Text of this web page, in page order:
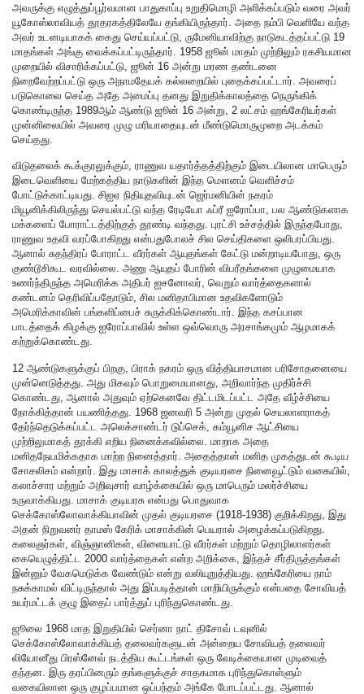
அவருக்கு எழுத்துப்பூர்வமான பாதுகாப்பு உறுதிமொழி அளிக்கப்படும் வரை அவர்
யூகோஸ்லாவியத் தூதரகத்திலேயே தங்கியிருந்தார். அதை நம்பி வெளியே வந்த
அவர் உடனடியாகக் கைது செய்யப்பட்டு, ருமேனியாவிற்கு நாடுகடத்தப்பட்டு 19
மாதங்கள் அங்கு வைக்கப்பட்டிருந்தார். 1958 ஜூன் மாதம் முற்றிலும் ரகசியமான
முறையில் விசாரிக்கப்பட்டு, ஜூன் 16 அன்று மரண தண்டனை
நிறைவேற்றப்பட்டு ஒரு அநாமதேயக் கல்லறையில் புதைக்கப்பட்டார். அவரைப்
படுகொலை செய்த அதே அமைப்பு தனது இறுதிக்காலத்தை நெருங்கிக்
கொண்டிருந்த 1989ஆம் ஆண்டு ஜூன் 16 அன்று, 2 லட்சம் ஹங்கேரியர்கள்
முன்னிலையில் அவரை முழு மரியாதையுடன் மீண்டுமொருமுறை அடக்கம்
செய்தது.
விடுதலைக் கூக்குரலுக்கும், ராணுவ யதார்த்தத்திற்கும் இடையிலான மாபெரும்
இடைவெளியை மேற்கத்திய நாடுகளின் இந்த மௌனம் வெளிச்சம்
போட்டுக்காட்டியது. சிஐஏ நிதியுதவியுடன் ஜெர்மனியின் நகரம்
மியூனிக்கிலிருந்து செயல்பட்டு வந்த ரேடியோ ஃப்ரீ ஐரோப்பா, பல ஆண்டுகளாக
மக்களைப் போராட்டத்திற்குத் தூண்டி வந்தது. புரட்சி உச்சத்தில் இருந்தபோது,
ராணுவ உதவி வரப்போகிறது என்பதுபோலச் சில செய்திகளை ஒலிபரப்பியது.
ஆனால் சுதந்திரப் போராட்ட வீரர்கள் ஆயுதங்கள் கேட்டு மன்றாடியபோது, ஒரு
குண்டூசிகூட வரவில்லை. அணு ஆயுதப் போரின் விபரீதங்களை முழுமையாக
உணர்ந்திருந்த அமெரிக்க அதிபர் ஐசனோவர், வெறும் வார்த்தைகளால்
கண்டனம் தெரிவிப்பதோடும், சில மனிதாபிமான உதவிகளோடும்
அமெரிக்காவின் பங்களிப்பைச் சுருக்கிக்கொண்டார். இந்த கசப்பான
பாடத்தைக் கிழக்கு ஐரோப்பாவில் உள்ள ஒவ்வொரு அரசாங்கமும் ஆழமாகக்
கற்றுக்கொண்டது.
12 ஆண்டுகளுக்குப் பிறகு, பிராக் நகரம் ஒரு வித்தியாசமான பரிசோதனையை
முன்னெடுத்தது. அது மிகவும் பொறுமையானது, அறிவார்ந்த முதிர்ச்சி
கொண்டது, ஆனால் அதுவும் ஏற்கெனவே திட்டமிடப்பட்ட அதே வீழ்ச்சியை
நோக்கித்தான் பயணித்தது. 1968 ஜனவரி 5 அன்று முதல் செயலாளராகத்
தேர்ந்தெடுக்கப்பட்ட அலெக்சாண்டர் டுப்செக், கம்யூனிச ஆட்சியை
முற்றிலுமாகத் தூக்கி எறிய நினைக்கவில்லை. மாறாக அதை
மனிதநேயமிக்கதாக மாற்ற நினைத்தார். அதைத்தான் மனித முகத்துடன் கூடிய
சோசலிசம் என்றார். இது மாசாக் காலத்துக் குடியரசை நினைவூட்டும் வகையில்,
கலாச்சார மற்றும் அறிவுசார் வாழ்க்கையில் ஒரு மாபெரும் மலர்ச்சியை
உருவாக்கியது. மாசாக் குடியரசு என்பது பொதுவாக
செக்கோஸ்லோவாக்கியாவின் முதல் குடியரசை (1918-1938) குறிக்கிறது, இது
அதன் நிறுவனர் தாமஸ் கேரிக் மாசாக்கின் பெயரால் அழைக்கப்படுகிறது.
கலைஞர்கள், விஞ்ஞானிகள், விளையாட்டு வீரர்கள் மற்றும் தொழிலாளர்கள்
கையெழுத்திட்ட 2000 வார்த்தைகள் என்ற அறிக்கை, இந்தச் சீர்திருத்தங்கள்
இன்னும் வேகமெடுக்க வேண்டும் என்று வலியுறுத்தியது. ஹங்கேரியை நாம்
நசுக்காமல் விட்டிருந்தால் அது இப்படித்தான் மாறியிருக்கும் என்பதை சோவியத்
உயர்மட்டக் குழு இதைப் பார்த்துப் புரிந்துகொண்டது.
ஜூலை 1968 மாத இறுதியில் செர்னா நாட் திசோவ் டவுனில்
செக்கோஸ்லோவாக்கியத் தலைவர்களுடன் அன்றைய சோவியத் தலைவர்
லியோனீது பிரஸ்னேவ் நடத்திய கூட்டங்கள் ஒரு வேடிக்கையான முடிவைத்
தந்தன. இரு தரப்பினரும் தங்களுக்குச் சாதகமாக புரிந்துகொள்ளும்
வகையிலான ஒரு குழப்பமான ஒப்பந்தம் அங்கே போடப்பட்டது. ஆனால்